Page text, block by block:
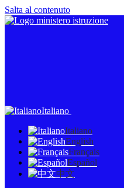
Salta al contenuto
Italiano
Italiano
English
Français
Español
中文